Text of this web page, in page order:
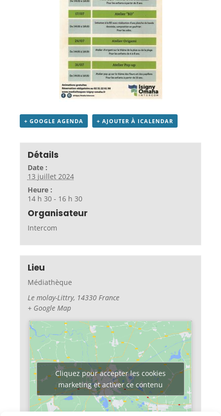
+ GOOGLE AGENDA + AJOUTER À ICALENDAR
Détails
Date :
13 juillet 2024
Heure :
14 h 30 - 16 h 30
Organisateur
Intercom
Lieu
Médiathèque
Le molay-Littry, 14330 France
+ Google Map
Cliquez pour accepter les cookies
marketing et activer ce contenu